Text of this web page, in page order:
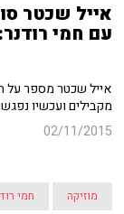
אייל שכטר
עם חמי
אייל שכטר מספר על
מקבילים ועכשיו
02/11/2015
מוזיקה חמי